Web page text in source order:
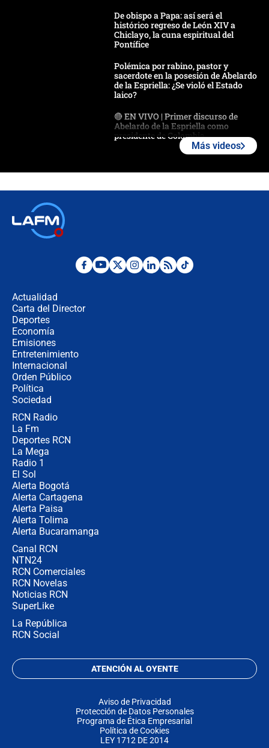
De obispo a Papa: así será el
histórico regreso de León XIV a
Chiclayo, la cuna espiritual del
Pontífice
Polémica por rabino, pastor y
sacerdote en la posesión de Abelardo
de la Espriella: ¿Se violó el Estado
laico?
🔴 EN VIVO | Primer discurso de
Abelardo de la Espriella como
presidente de Colombia
Desde dermatitis hasta infecciones:
Más videos
Actualidad
Carta del Director
Deportes
Economía
Emisiones
Entretenimiento
Internacional
Orden Público
Política
Sociedad
RCN Radio
La Fm
Deportes RCN
La Mega
Radio 1
El Sol
Alerta Bogotá
Alerta Cartagena
Alerta Paisa
Alerta Tolima
Alerta Bucaramanga
Canal RCN
NTN24
RCN Comerciales
RCN Novelas
Noticias RCN
SuperLike
La República
RCN Social
ATENCIÓN AL OYENTE
Aviso de Privacidad
Protección de Datos Personales
Programa de Ética Empresarial
Política de Cookies
LEY 1712 DE 2014